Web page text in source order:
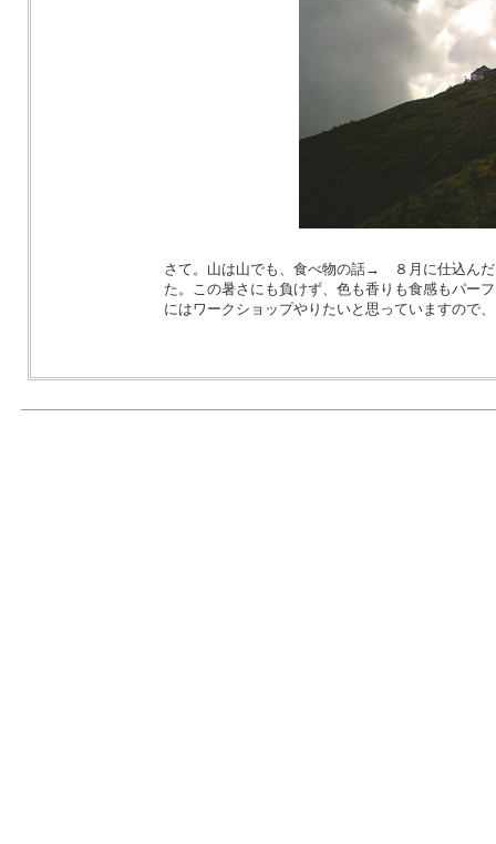
さて。山は山でも、食べ物の話→ ８月に仕込ん
た。この暑さにも負けず、色も香りも食感もパー
にはワークショップやりたいと思っていますので